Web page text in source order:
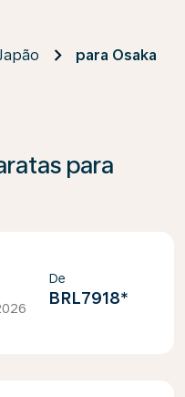
para Osaka
para
De
BRL7918*